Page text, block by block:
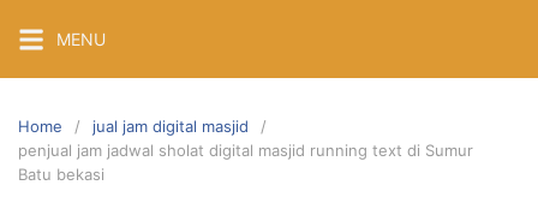
content
MENU
Home
jual jam digital masjid
penjual jam jadwal sholat digital masjid running text di Sumur
Batu bekasi